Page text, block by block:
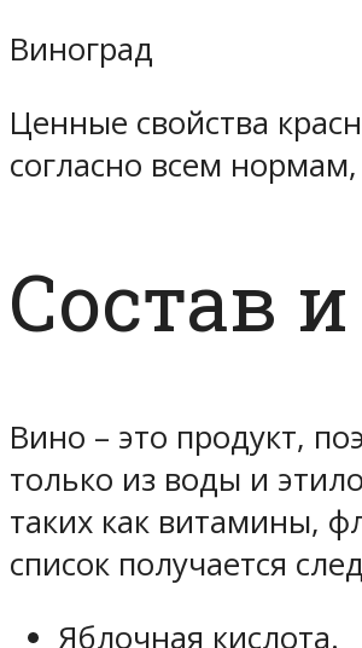
Виноград
Ценные свойства
согласно всем
Состав
Вино – это продукт,
только из воды и
таких как витамины,
список получается
Яблочная кислота.